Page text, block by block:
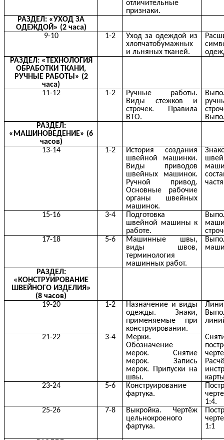
отличительные
признаки.
РАЗДЕЛ: «УХОД ЗА
ОДЕЖДОЙ» (2 часа)
9-10
1-2
Уход за одеждой из
хлопчатобумажных
и льняных тканей.
РАЗДЕЛ: «ТЕХНОЛОГИЯ
ОБРАБОТКИ ТКАНИ,
РУЧНЫЕ РАБОТЫ» (2
часа)
11-12
1-2
Ручные работы.
Виды стежков и
строчек. Правила
ВТО.
РАЗДЕЛ:
«МАШИНОВЕДЕНИЕ» (6
часов)
13-14
1-2
История создания
швейной машинки.
Виды приводов
швейных машинок.
Ручной привод.
Основные рабочие
органы швейных
машинок.
15-16 3-4
Подготовка
швейной машины к
работе.
17-18
5-6
Машинные швы,
виды швов,
терминология
машинных работ.
РАЗДЕЛ:
«КОНСТРУИРОВАНИЕ
ШВЕЙНОГО ИЗДЕЛИЯ»
(8 часов)
19-20
1-2
Назначение и виды
одежды. Знаки,
применяемые при
конструировании.
21-22 3-4
Мерки.
Обозначение
мерок. Снятие
мерок. Запись
мерок. Припуски на
швы.
23-24
5-6
Конструирование
фартука.
1:4.
25-26
7-8
Выкройка. Чертёж
цельнокроеного
фартука.
1:1